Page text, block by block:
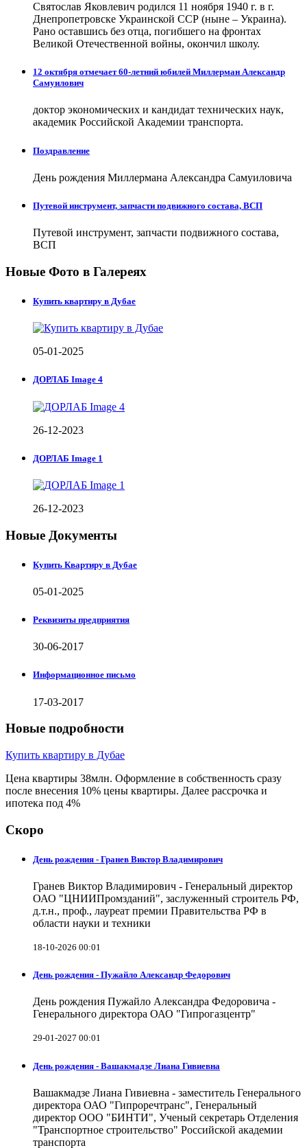
Святослав Яковлевич родился 11 ноября 1940 г. в г.
Днепропетровске Украинской ССР (ныне – Украина).
Рано оставшись без отца, погибшего на фронтах
Великой Отечественной войны, окончил школу.
12 октября отмечает 60-летний юбилей Миллерман Александр
Самуилович
доктор экономических и кандидат технических наук,
академик Российской Академии транспорта.
Поздравление
День рождения Миллермана Александра Самуиловича
Путевой инструмент, запчасти подвижного состава, ВСП
Путевой инструмент, запчасти подвижного состава,
ВСП
Новые Фото в Галереях
Купить квартиру в Дубае
05-01-2025
ДОРЛАБ Image 4
26-12-2023
ДОРЛАБ Image 1
26-12-2023
Новые Документы
Купить Квартиру в Дубае
05-01-2025
Реквизиты предприятия
30-06-2017
Информационное письмо
17-03-2017
Новые подробности
Купить квартиру в Дубае
Цена квартиры 38млн. Оформление в собственность сразу
после внесения 10% цены квартиры. Далее рассрочка и
ипотека под 4%
Скоро
День рождения - Гранев Виктор Владимирович
Гранев Виктор Владимирович - Генеральный директор
ОАО "ЦНИИПромзданий", заслуженный строитель РФ,
д.т.н., проф., лауреат премии Правительства РФ в
области науки и техники
18-10-2026 00:01
День рождения - Пужайло Александр Федорович
День рождения Пужайло Александра Федоровича -
Генерального директора ОАО "Гипрогазцентр"
29-01-2027 00:01
День рождения - Вашакмадзе Лиана Гивиевна
Вашакмадзе Лиана Гивиевна - заместитель Генерального
директора ОАО "Гипроречтранс", Генеральный
директор ООО "БИНТИ", Ученый секретарь Отделения
"Транспортное строительство" Российской академии
транспорта